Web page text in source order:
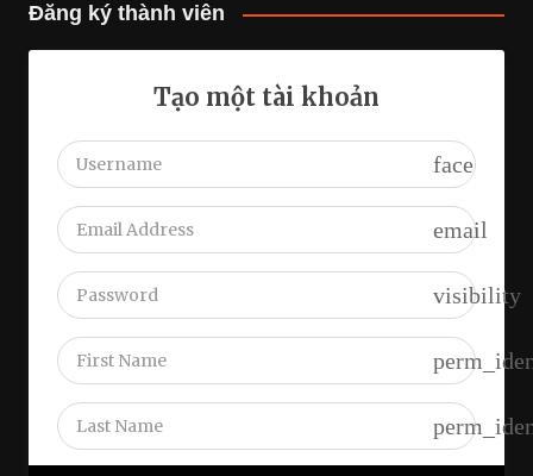
Đăng ký thành viên
Tạo một tài khoản
face
email
visibility